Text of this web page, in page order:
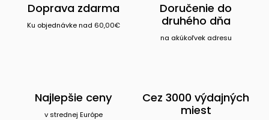
Doprava zdarma
Ku objednávke nad 60,00€
Doručenie do
druhého dňa
na akúkoľvek adresu
Najlepšie ceny
v strednej Európe
Cez 3000 výdajných
miest